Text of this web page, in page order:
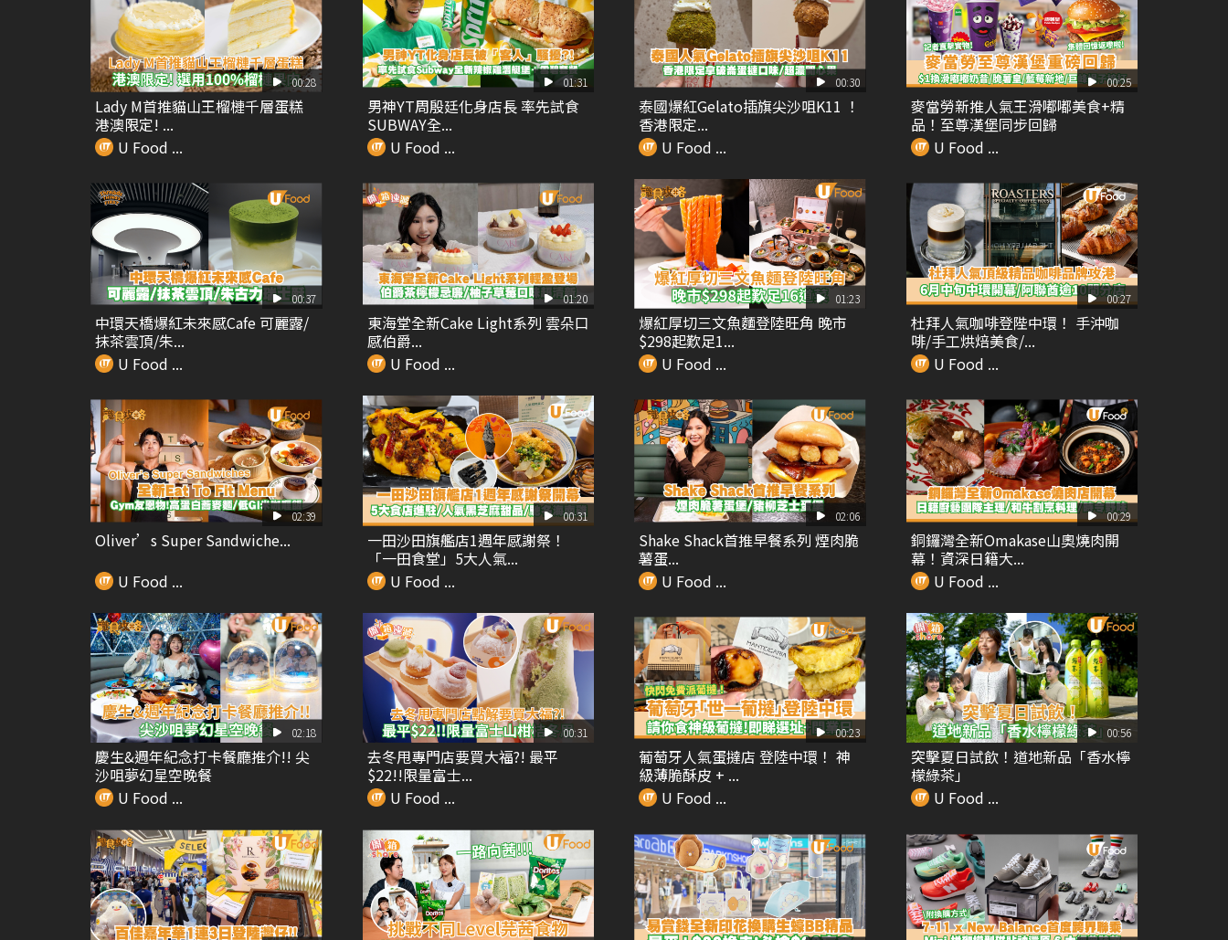
00:28
Lady M首推貓山王榴槤千層蛋糕
港澳限定! ...
U Food ...
01:31
男神YT周殷廷化身店長 率先試食
SUBWAY全...
U Food ...
00:30
泰國爆紅Gelato插旗尖沙咀K11 ！
香港限定...
U Food ...
00:25
麥當勞新推人氣王滑嘟嘟美食+精
品！至尊漢堡同步回歸
U Food ...
00:37
中環天橋爆紅未來感Cafe 可麗露/
抹茶雲頂/朱...
U Food ...
01:20
東海堂全新Cake Light系列 雲朵口
感伯爵...
U Food ...
01:23
爆紅厚切三文魚麵登陸旺角 晚市
$298起歎足1...
U Food ...
00:27
杜拜人氣咖啡登陛中環！ 手沖咖
啡/手工烘焙美食/...
U Food ...
02:39
Oliver’s Super Sandwiche...
U Food ...
00:31
一田沙田旗艦店1週年感謝祭！
「一田食堂」5大人氣...
U Food ...
02:06
Shake Shack首推早餐系列 煙肉脆
薯蛋...
U Food ...
00:29
銅鑼灣全新Omakase山奧燒肉開
幕！資深日籍大...
U Food ...
02:18
慶生&週年紀念打卡餐廳推介!! 尖
沙咀夢幻星空晚餐
U Food ...
00:31
去冬甩專門店要買大福?! 最平
$22!!限量富士...
U Food ...
00:23
葡萄牙人氣蛋撻店 登陸中環！ 神
級薄脆酥皮 + ...
U Food ...
00:56
突擊夏日試飲！道地新品「香水檸
檬綠茶」
U Food ...